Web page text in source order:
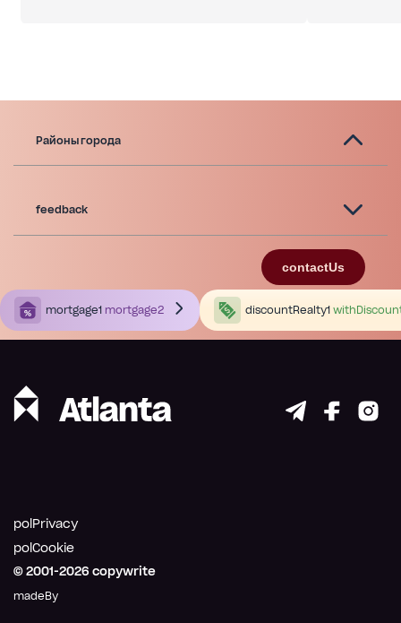
Районы города
feedback
contactUs
mortgage1 mortgage2 discountRealty1
© 2001-2026 copywrite
madeBy
polPrivacy
polCookie